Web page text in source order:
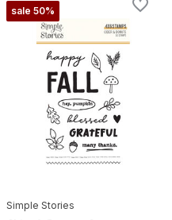
sale 50%
Simple Stories